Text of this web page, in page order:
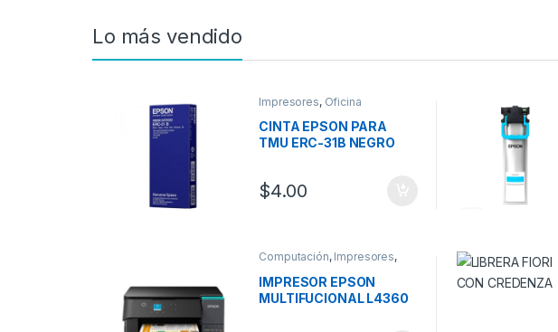
Lo más vendido
Impresores, Oficina
CINTA EPSON PARA
TMU ERC-31B NEGRO
$4.00
Computación, Impresores,
Oficina
IMPRESOR EPSON
MULTIFUCIONAL L4360